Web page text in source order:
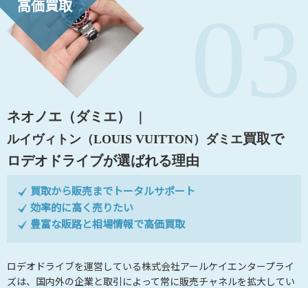
高価買取
ネオノエ（ダミエ）
ルイヴィトン（LOUIS VUITTON） ダミエ買取で
ロデオドライブが選ばれる理由
買取から販売までトータルサポート
効率的に高く売りたい
豊富な販路と相場情報で高価買取
ロデオドライブを運営している株式会社アールケイエンタープライ
ズは、国内外の企業と取引によって常に販売チャネルを拡大してい